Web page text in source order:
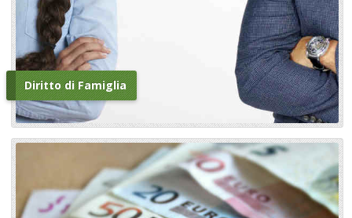
Diritto di Famiglia